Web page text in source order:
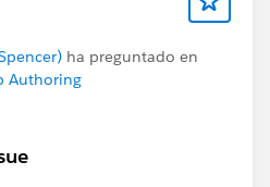
ha preguntado en
Authoring